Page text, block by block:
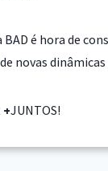
BAD é hora de
novas dinâmicas
+JUNTOS!